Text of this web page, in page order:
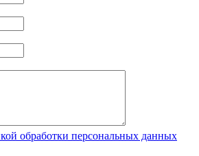
обработки персональных данных